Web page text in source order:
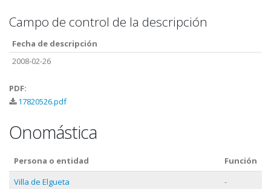
Campo de control de la descripción
Fecha de descripción
2008-02-26
PDF:
17820526.pdf
Onomástica
Persona o entidad
Función
Villa de Elgueta
-